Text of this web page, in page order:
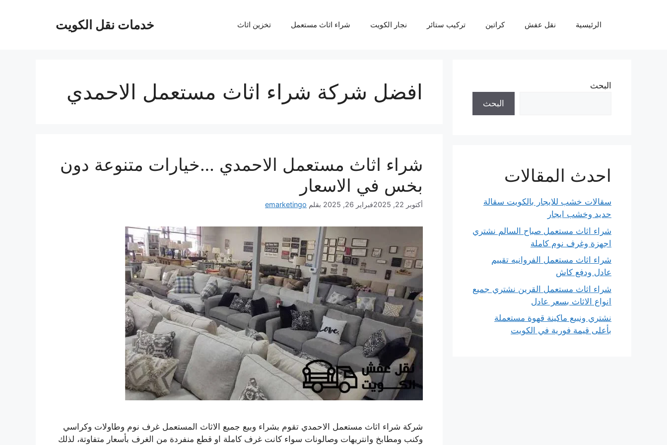
خدمات نقل الكويت الرئيسية نقل عفش كراتين تركيب ستائر نجار الكويت شراء اثاث مستعمل تخزين اثاث
افضل شركة شراء اثاث مستعمل الاحمدي
شراء اثاث مستعمل الاحمدي …خيارات متنوعة دون
بخس في الاسعار
أكتوبر 22, 2025 فبراير 26, 2025 بقلم emarketingo
شركة شراء اثاث مستعمل الاحمدي تقوم بشراء وبيع جميع الاثاث المستعمل غرف نوم وطاولات وكراسي
وكنب ومطابخ وانتريهات وصالونات سواء كانت غرف كاملة او قطع منفردة من الغرف بأسعار متفاوتة، لذلك
البحث
البحث
احدث المقالات
سقالات خشب للايجار بالكويت سقالة
حديد وخشب ايجار
شراء اثاث مستعمل صباح السالم نشتري
اجهزة وغرف نوم كاملة
شراء اثاث مستعمل الفروانيه تقييم
عادل ودفع كاش
شراء اثاث مستعمل القرين نشتري جميع
انواع الاثاث بسعر عادل
نشتري ونبيع ماكينة قهوة مستعملة
بأعلى قيمة فورية في الكويت